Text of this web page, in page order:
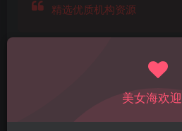
精选优质机构资源
美女海欢